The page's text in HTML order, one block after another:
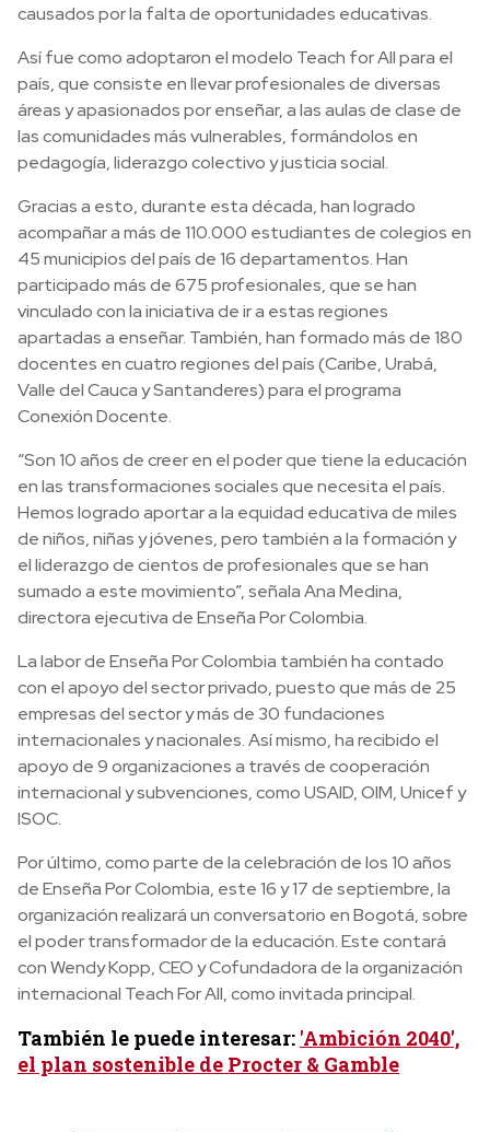
causados por la falta de oportunidades educativas.
Así fue como adoptaron el modelo Teach for All para el
país, que consiste en llevar profesionales de diversas
áreas y apasionados por enseñar, a las aulas de clase de
las comunidades más vulnerables, formándolos en
pedagogía, liderazgo colectivo y justicia social.
Gracias a esto, durante esta década, han logrado
acompañar a más de 110.000 estudiantes de colegios en
45 municipios del país de 16 departamentos. Han
participado más de 675 profesionales, que se han
vinculado con la iniciativa de ir a estas regiones
apartadas a enseñar. También, han formado más de 180
docentes en cuatro regiones del país (Caribe, Urabá,
Valle del Cauca y Santanderes) para el programa
Conexión Docente.
“Son 10 años de creer en el poder que tiene la educación
en las transformaciones sociales que necesita el país.
Hemos logrado aportar a la equidad educativa de miles
de niños, niñas y jóvenes, pero también a la formación y
el liderazgo de cientos de profesionales que se han
sumado a este movimiento”, señala Ana Medina,
directora ejecutiva de Enseña Por Colombia.
La labor de Enseña Por Colombia también ha contado
con el apoyo del sector privado, puesto que más de 25
empresas del sector y más de 30 fundaciones
internacionales y nacionales. Así mismo, ha recibido el
apoyo de 9 organizaciones a través de cooperación
internacional y subvenciones, como USAID, OIM, Unicef y
ISOC.
Por último, como parte de la celebración de los 10 años
de Enseña Por Colombia, este 16 y 17 de septiembre, la
organización realizará un conversatorio en Bogotá, sobre
el poder transformador de la educación. Este contará
con Wendy Kopp, CEO y Cofundadora de la organización
internacional Teach For All, como invitada principal.
También le puede interesar: 'Ambición 2040',
el plan sostenible de Procter & Gamble